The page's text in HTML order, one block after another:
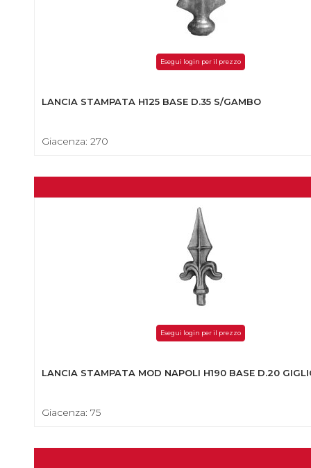
Esegui login per il prezzo
LANCIA STAMPATA H125 BASE D.35 S/GAMBO
Giacenza: 270
Esegui login per il prezzo
LANCIA STAMPATA MOD NAPOLI H190 BASE D.20
Giacenza: 75